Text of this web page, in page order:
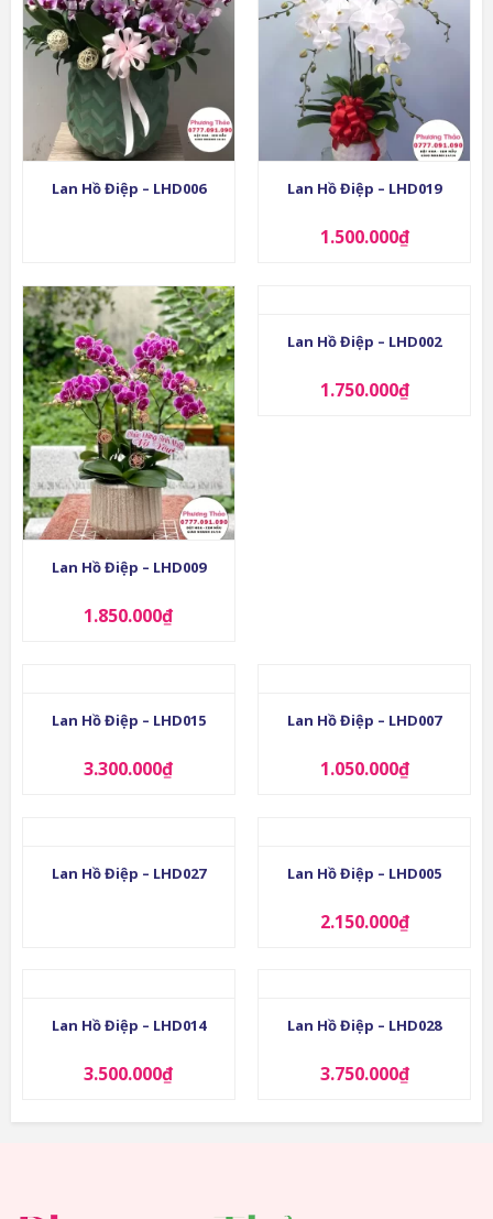
Lan Hồ Điệp – LHD006 Lan Hồ Điệp – LHD019
1.500.000₫
Lan Hồ Điệp – LHD009
1.850.000₫
Lan Hồ Điệp – LHD002
1.750.000₫
Lan Hồ Điệp – LHD015
3.300.000₫
Lan Hồ Điệp – LHD007
1.050.000₫
Lan Hồ Điệp – LHD027 Lan Hồ Điệp – LHD005
2.150.000₫
Lan Hồ Điệp – LHD014
3.500.000₫
Lan Hồ Điệp – LHD028
3.750.000₫